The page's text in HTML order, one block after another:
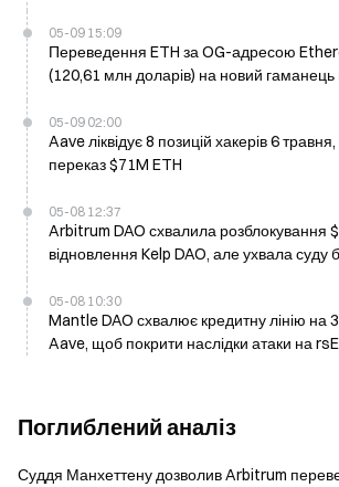
05-09 15:09
Переведення ETH за OG-адресою
(120,61 млн доларів) на новий гаманець
05-09 02:00
Aave ліквідує 8 позицій хакерів 6
переказ $71M ETH
05-08 12:37
Arbitrum DAO схвалила розблокування $70M
відновлення Kelp DAO, але ухвала суду
05-08 10:30
Mantle DAO схвалює кредитну лінію на
Aave, щоб покрити наслідки атаки на
Поглиблений аналіз
Суддя Манхеттену дозволив Arbitrum